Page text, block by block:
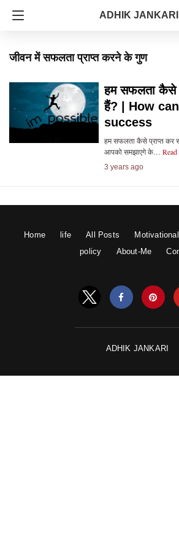
ADHIK JANKARI
जीवन में सफलता प्राप्त करने के गुण
हम सफलता कैसे
हैं? | How
success
हम सफलता कैसे प्राप्त कर
आपको समझाएगे के…
3 years ago
Home life All Posts
policy
About-Me
ADHIK JANKARI